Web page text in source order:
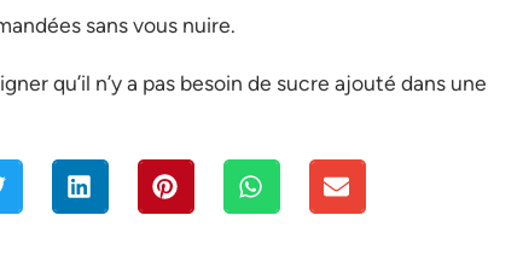
sans vous nuire.
qu’il n’y a pas besoin de sucre ajouté dans une